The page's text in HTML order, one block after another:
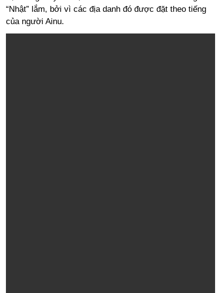
“Nhật” lắm, bởi vì các địa danh đó được đặt theo tiếng
của người Ainu.